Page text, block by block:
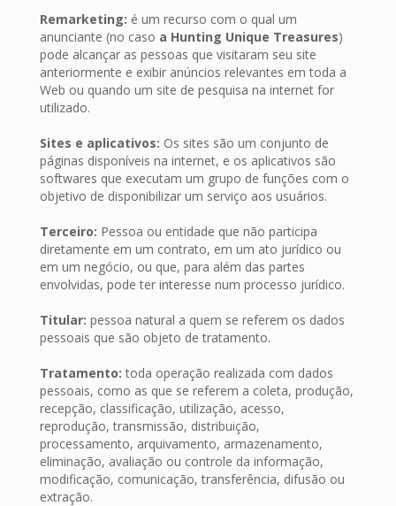
Remarketing: é um recurso com o qual um
anunciante (no caso a Hunting Unique Treasures)
pode alcançar as pessoas que visitaram seu site
anteriormente e exibir anúncios relevantes em toda a
Web ou quando um site de pesquisa na internet for
utilizado.
Sites e aplicativos: Os sites são um conjunto de
páginas disponíveis na internet, e os aplicativos são
softwares que executam um grupo de funções com o
objetivo de disponibilizar um serviço aos usuários.
Terceiro: Pessoa ou entidade que não participa
diretamente em um contrato, em um ato jurídico ou
em um negócio, ou que, para além das partes
envolvidas, pode ter interesse num processo jurídico.
Titular: pessoa natural a quem se referem os dados
pessoais que são objeto de tratamento.
Tratamento: toda operação realizada com dados
pessoais, como as que se referem a coleta, produção,
recepção, classificação, utilização, acesso,
reprodução, transmissão, distribuição,
processamento, arquivamento, armazenamento,
eliminação, avaliação ou controle da informação,
modificação, comunicação, transferência, difusão ou
extração.